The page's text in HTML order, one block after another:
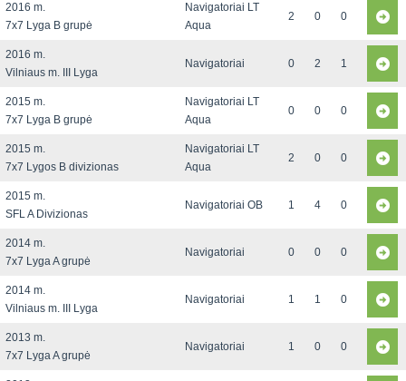
2016 m.
7x7 Lyga B grupė
Navigatoriai LT
Aqua
2 0 0
2016 m.
Vilniaus m. III Lyga
Navigatoriai 0 2 1
2015 m.
7x7 Lyga B grupė
Navigatoriai LT
Aqua
0 0 0
2015 m.
7x7 Lygos B divizionas
Navigatoriai LT
Aqua
2 0 0
2015 m.
SFL A Divizionas
Navigatoriai OB 1 4 0
2014 m.
7x7 Lyga A grupė
Navigatoriai 0 0 0
2014 m.
Vilniaus m. III Lyga
Navigatoriai 1 1 0
2013 m.
7x7 Lyga A grupė
Navigatoriai 1 0 0